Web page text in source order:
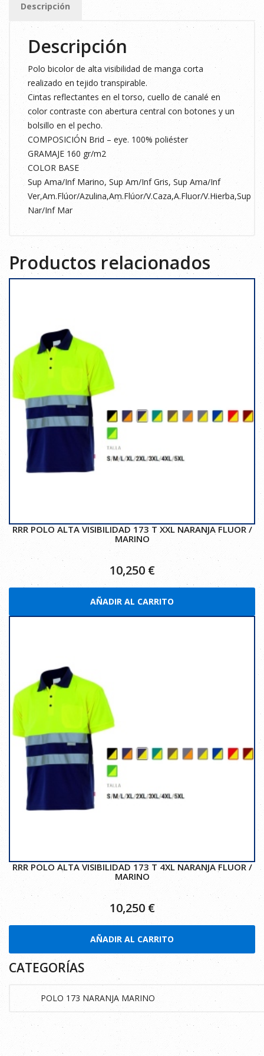
NARANJA
FLUOR
MARINO
cantidad
Descripción
Descripción
Polo bicolor de alta visibilidad de manga corta
realizado en tejido transpirable.
Cintas reflectantes en el torso, cuello de canalé en
color contraste con abertura central con botones y un
bolsillo en el pecho.
COMPOSICIÓN Brid – eye. 100% poliéster
GRAMAJE 160 gr/m2
COLOR BASE
Sup Ama/Inf Marino, Sup Am/Inf Gris, Sup Ama/Inf
Ver,Am.Flúor/Azulina,Am.Flúor/V.Caza,A.Fluor/V.Hierba,Sup
Nar/Inf Mar
Productos relacionados
RRR POLO ALTA VISIBILIDAD 173 T XXL NARANJA FLUOR /
MARINO
10,250 €
AÑADIR AL CARRITO
RRR POLO ALTA VISIBILIDAD 173 T 4XL NARANJA FLUOR /
MARINO
10,250 €
AÑADIR AL CARRITO
CATEGORÍAS